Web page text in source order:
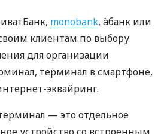
monobank, àбанк или
клиентам по выбору
для организации
терминал в смартфоне,
эквайринг.
— это отдельное